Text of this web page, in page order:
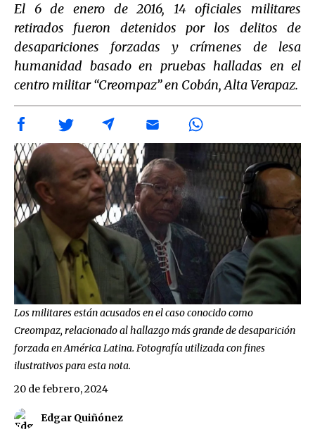
El 6 de enero de 2016, 14 oficiales militares
retirados fueron detenidos por los delitos de
desapariciones forzadas y crímenes de lesa
humanidad basado en pruebas halladas en el
centro militar “Creompaz” en Cobán, Alta Verapaz.
Los militares están acusados en el caso conocido como
Creompaz, relacionado al hallazgo más grande de desaparición
forzada en América Latina. Fotografía utilizada con fines
ilustrativos para esta nota.
Edgar Quiñónez
20 de febrero, 2024